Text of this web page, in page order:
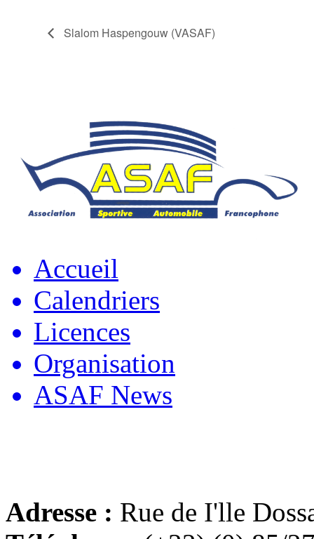
Slalom Haspengouw (VASAF)
Accueil
Calendriers
Licences
Organisation
ASAF News
Adresse : Rue de I'lle